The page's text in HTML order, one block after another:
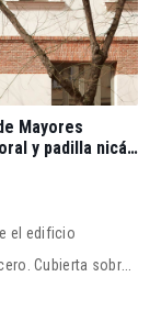
Mayores
y padilla nicás
el edificio
Cubierta sobre